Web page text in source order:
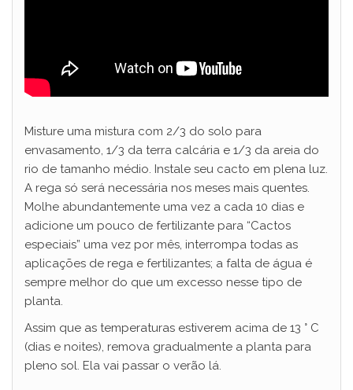
Misture uma mistura com 2/3 do solo para
envasamento, 1/3 da terra calcária e 1/3 da areia do
rio de tamanho médio. Instale seu cacto em plena luz.
A rega só será necessária nos meses mais quentes.
Molhe abundantemente uma vez a cada 10 dias e
adicione um pouco de fertilizante para “Cactos
especiais” uma vez por mês, interrompa todas as
aplicações de rega e fertilizantes; a falta de água é
sempre melhor do que um excesso nesse tipo de
planta.
Assim que as temperaturas estiverem acima de 13 ° C
(dias e noites), remova gradualmente a planta para
pleno sol. Ela vai passar o verão lá.